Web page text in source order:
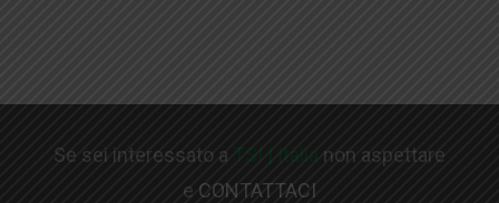
Se sei interessato a TSI | Italia non aspettare
e CONTATTACI